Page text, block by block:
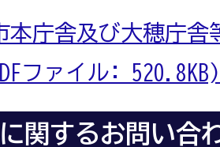
本庁舎及び大穂庁舎
ファイル: 520.8KB)
関するお問い合